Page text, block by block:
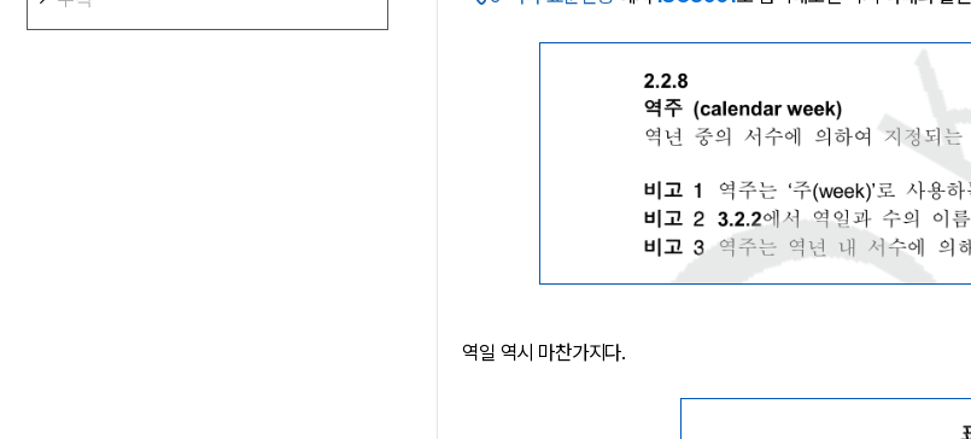
역일 역시 마찬가지다.